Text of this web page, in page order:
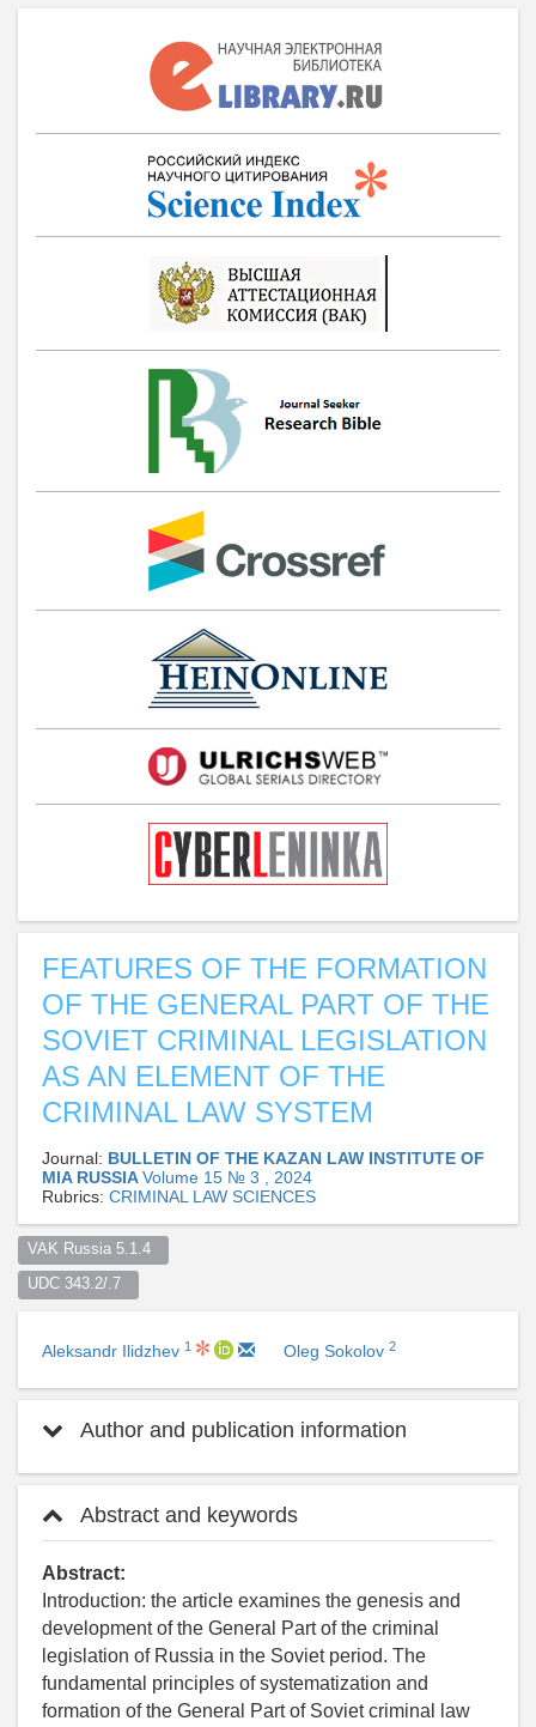
FEATURES OF THE FORMATION
OF THE GENERAL PART OF THE
SOVIET CRIMINAL LEGISLATION
AS AN ELEMENT OF THE
CRIMINAL LAW SYSTEM
Journal: BULLETIN OF THE KAZAN LAW INSTITUTE OF
MIA RUSSIAVolume 15 № 3 , 2024
Rubrics: CRIMINAL LAW SCIENCES
VAK Russia 5.1.4
UDC 343.2/.7
Aleksandr Ilidzhev 1 Oleg Sokolov 2
Author and publication information
Abstract and keywords
Abstract:
Introduction: the article examines the genesis and
development of the General Part of the criminal
legislation of Russia in the Soviet period. The
fundamental principles of systematization and
formation of the General Part of Soviet criminal law